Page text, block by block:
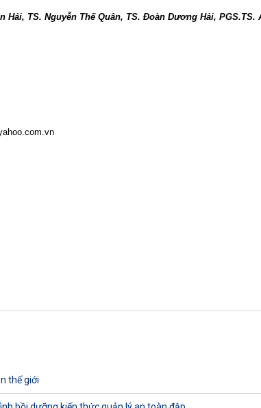
Hải, TS. Nguyễn Thế Quân, TS. Đoàn Dương Hải, PGS.TS.
thế giới